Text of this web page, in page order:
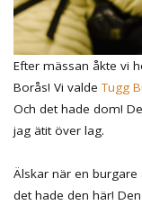
Efter mässan åkte vi
Borås! Vi valdeTugg
Och det hade dom!
jag ätit över lag.
Älskar när en
det hade den här!